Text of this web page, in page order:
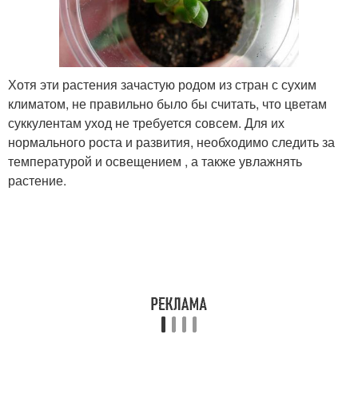
Хотя эти растения зачастую родом из стран с сухим
климатом, не правильно было бы считать, что цветам
суккулентам уход не требуется совсем. Для их
нормального роста и развития, необходимо следить за
температурой и освещением , а также увлажнять
растение.